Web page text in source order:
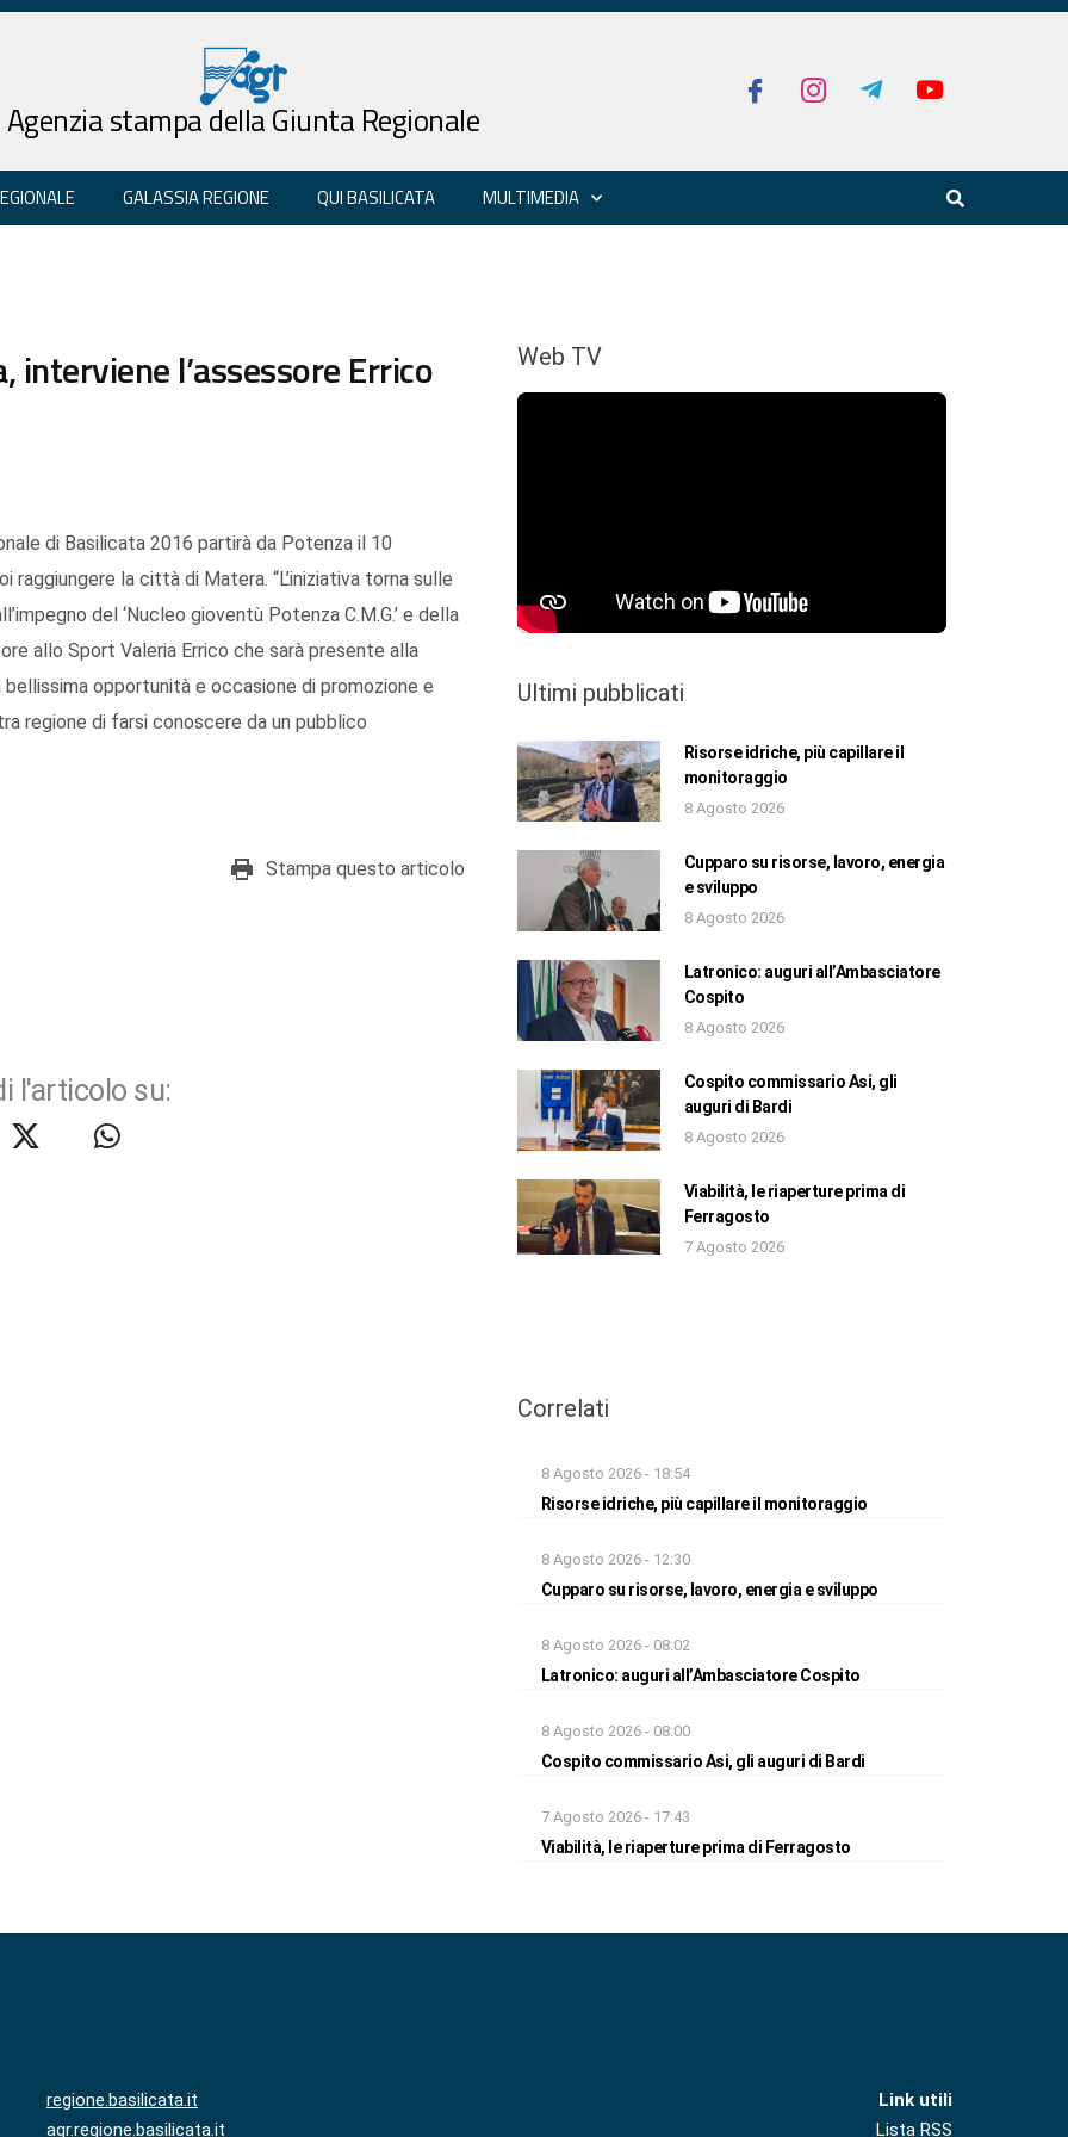
Agenzia stampa della Giunta Regionale
GALASSIA REGIONE QUI BASILICATA MULTIMEDIA
interviene l’assessore Errico
di Basilicata 2016 partirà da Potenza il 10
la città di Matera. “L’iniziativa torna sulle
del ‘Nucleo gioventù Potenza C.M.G.’ e della
allo Sport Valeria Errico che sarà presente alla
opportunità e occasione di promozione e
regione di farsi conoscere da un pubblico
Stampa questo articolo
l'articolo su:
Web TV
Ultimi pubblicati
Risorse idriche, più capillare il
monitoraggio
8 Agosto 2026
Cupparo su risorse, lavoro, energia
e sviluppo
8 Agosto 2026
Latronico: auguri all’Ambasciatore
Cospito
8 Agosto 2026
Cospito commissario Asi, gli
auguri di Bardi
8 Agosto 2026
Viabilità, le riaperture prima di
Ferragosto
7 Agosto 2026
Correlati
8 Agosto 2026 - 18:54
Risorse idriche, più capillare il monitoraggio
8 Agosto 2026 - 12:30
Cupparo su risorse, lavoro, energia e sviluppo
8 Agosto 2026 - 08:02
Latronico: auguri all’Ambasciatore Cospito
8 Agosto 2026 - 08:00
Cospito commissario Asi, gli auguri di Bardi
7 Agosto 2026 - 17:43
Viabilità, le riaperture prima di Ferragosto
regione.basilicata.it
agr.regione.basilicata.it
Link utili
Lista RSS